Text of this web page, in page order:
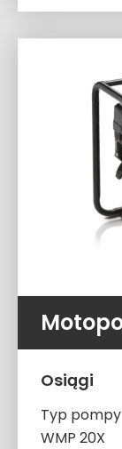
Osiągi
Typ pompy
WMP 20X